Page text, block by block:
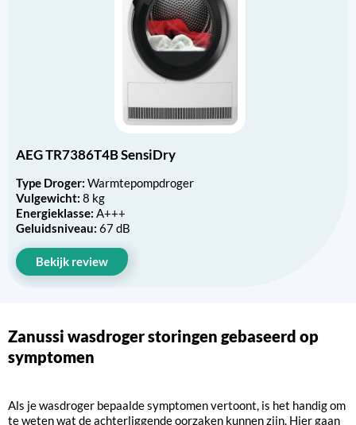
AEG TR7386T4B SensiDry
Type Droger: Warmtepompdroger
Vulgewicht: 8 kg
Energieklasse: A+++
Geluidsniveau: 67 dB
Bekijk review
Zanussi wasdroger storingen gebaseerd op
symptomen
Als je wasdroger bepaalde symptomen vertoont, is het handig om
te weten wat de achterliggende oorzaken kunnen zijn. Hier gaan